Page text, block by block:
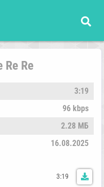
Re
3:19
96 kbps
2.28 МБ
16.08.2025
3:19